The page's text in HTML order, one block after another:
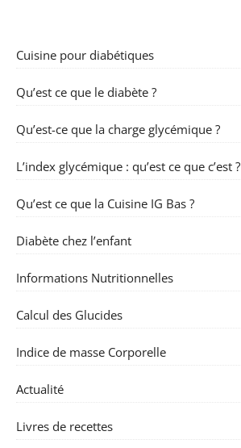
Cuisine pour diabétiques
Qu’est ce que le diabète ?
Qu’est-ce que la charge glycémique ?
L’index glycémique : qu’est ce que c’est ?
Qu’est ce que la Cuisine IG Bas ?
Diabète chez l’enfant
Informations Nutritionnelles
Calcul des Glucides
Indice de masse Corporelle
Actualité
Livres de recettes